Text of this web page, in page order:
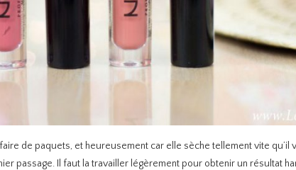
de paquets, et heureusement car elle sèche tellement vite
passage. Il faut la travailler légèrement pour obtenir un résultat